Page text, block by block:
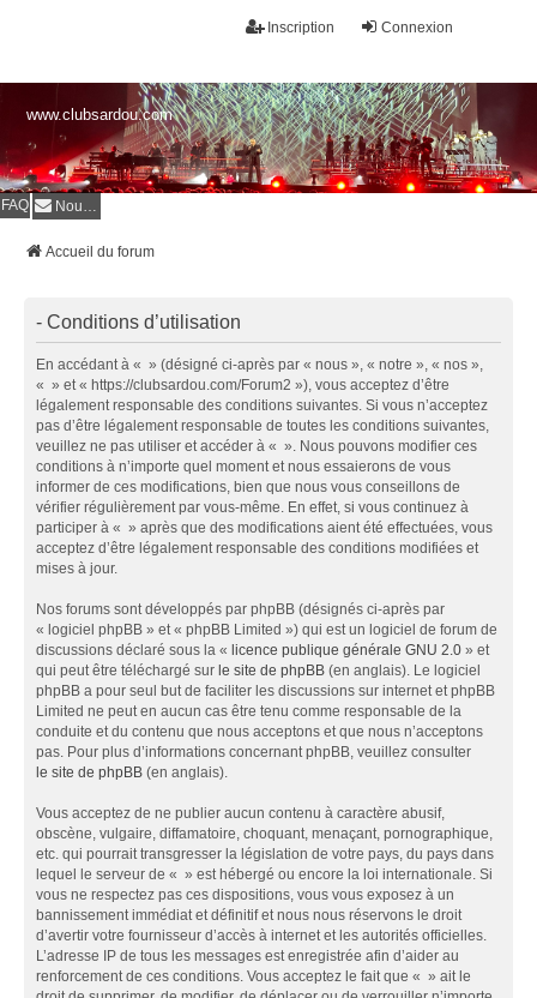
Connexion
Inscription
www.clubsardou.com
FAQ Nous contacter
Accueil du forum
- Conditions d’utilisation
En accédant à « » (désigné ci-après par « nous », « notre », « nos »,
« » et « https://clubsardou.com/Forum2 »), vous acceptez d’être
légalement responsable des conditions suivantes. Si vous n’acceptez
pas d’être légalement responsable de toutes les conditions suivantes,
veuillez ne pas utiliser et accéder à « ». Nous pouvons modifier ces
conditions à n’importe quel moment et nous essaierons de vous
informer de ces modifications, bien que nous vous conseillons de
vérifier régulièrement par vous-même. En effet, si vous continuez à
participer à « » après que des modifications aient été effectuées, vous
acceptez d’être légalement responsable des conditions modifiées et
mises à jour.
Nos forums sont développés par phpBB (désignés ci-après par
« logiciel phpBB » et « phpBB Limited ») qui est un logiciel de forum de
discussions déclaré sous la « licence publique générale GNU 2.0 » et
qui peut être téléchargé sur le site de phpBB (en anglais). Le logiciel
phpBB a pour seul but de faciliter les discussions sur internet et phpBB
Limited ne peut en aucun cas être tenu comme responsable de la
conduite et du contenu que nous acceptons et que nous n’acceptons
pas. Pour plus d’informations concernant phpBB, veuillez consulter
le site de phpBB (en anglais).
Vous acceptez de ne publier aucun contenu à caractère abusif,
obscène, vulgaire, diffamatoire, choquant, menaçant, pornographique,
etc. qui pourrait transgresser la législation de votre pays, du pays dans
lequel le serveur de « » est hébergé ou encore la loi internationale. Si
vous ne respectez pas ces dispositions, vous vous exposez à un
bannissement immédiat et définitif et nous nous réservons le droit
d’avertir votre fournisseur d’accès à internet et les autorités officielles.
L’adresse IP de tous les messages est enregistrée afin d’aider au
renforcement de ces conditions. Vous acceptez le fait que « » ait le